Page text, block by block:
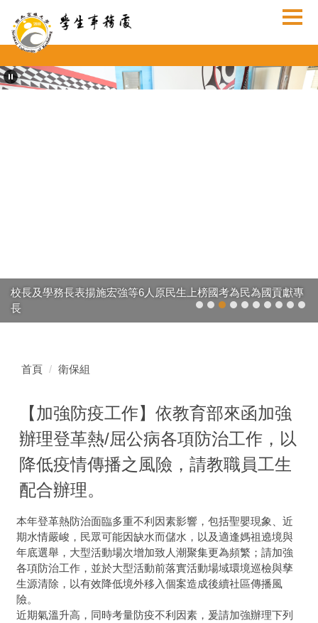
到
主
內
容
校長及學務長表揚施宏強等6人原民生上榜國考為民為國貢獻專
長
首頁 衛保組
【加強防疫工作】依教育部來函加強
辦理登革熱/屈公病各項防治工作，以
降低疫情傳播之風險，請教職員工生
配合辦理。
本年登革熱防治面臨多重不利因素影響，包括聖嬰現象、近
期水情嚴峻，民眾可能因缺水而儲水，以及適逢媽祖遶境與
年底選舉，大型活動場次增加致人潮聚集更為頻繁；請加強
各項防治工作，並於大型活動前落實活動場域環境巡檢與孳
生源清除，以有效降低境外移入個案造成後續社區傳播風
險。
近期氣溫升高，同時考量防疫不利因素，爰請加強辦理下列